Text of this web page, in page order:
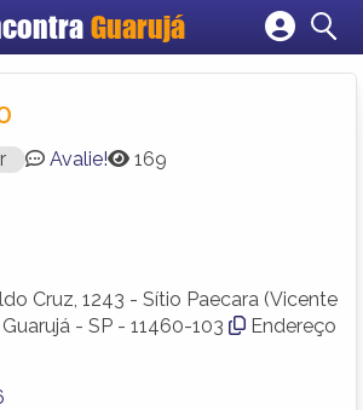
Guarujá
Cadastrar empresa
Avalie! 169
Cruz, 1243 - Sítio Paecara (Vicente
- SP - 11460-103
Endereço